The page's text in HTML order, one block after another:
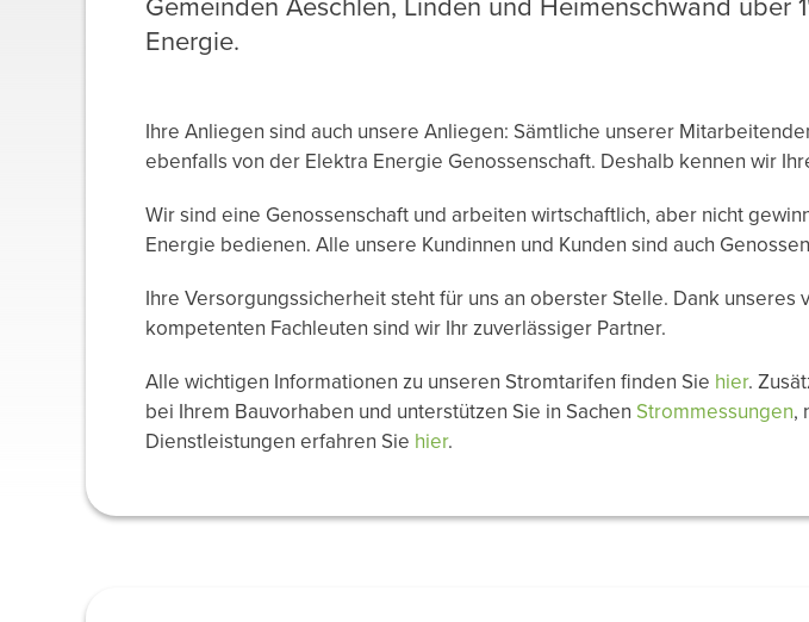
Energie.
Ihre Anliegen sind auch unsere Anliegen: Sämtliche unserer
ebenfalls von der Elektra Energie Genossenschaft. Deshalb kennen wir
Wir sind eine Genossenschaft und arbeiten wirtschaftlich, aber nicht
Energie bedienen. Alle unsere Kundinnen und Kunden sind auch
Ihre Versorgungssicherheit steht für uns an oberster Stelle. Dank
kompetenten Fachleuten sind wir Ihr zuverlässiger Partner.
Alle wichtigen Informationen zu unseren Stromtarifen finden Sie hier.
bei Ihrem Bauvorhaben und unterstützen Sie in Sachen Strommessungen,
Dienstleistungen erfahren Sie hier.